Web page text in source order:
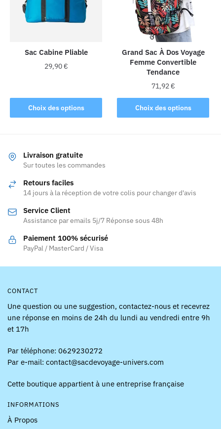
être
choisies
sur
la
page
du
produit
Sac Cabine Pliable
29,90€
Choix des options
produit
a
plusieurs
options
peuvent
être
choisies
la
page
du
produit
Grand Sac À Dos Voyage
Femme Convertible
Tendance
71,92€
Choix des options
Ce
produit
être
sur
Livraison gratuite
Sur toutes les commandes
Retours faciles
14 jours à la réception de votre colis pour changer d'avis
Service Client
Assistance par emails 5j/7 Réponse sous 48h
Paiement 100% sécurisé
PayPal / MasterCard / Visa
CONTACT
Une question ou une suggestion, contactez-nous et recevrez
une réponse en moins de 24h du lundi au vendredi entre 9h
et 17h
Par téléphone: 0629230272
Par e-mail: contact@sacdevoyage-univers.com
Cette boutique appartient à une entreprise française
INFORMATIONS
À Propos